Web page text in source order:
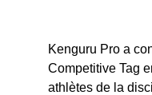
Kenguru Pro a
Competitive Tag
athlètes de la